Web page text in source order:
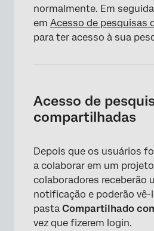
normalmente. Em
em Acesso de pesquisas
para ter acesso à sua
Acesso de
compartilhadas
Depois que os usuários
a colaborar em um
colaboradores receberão
notificação e poderão
pasta Compartilhado
vez que fizerem login.